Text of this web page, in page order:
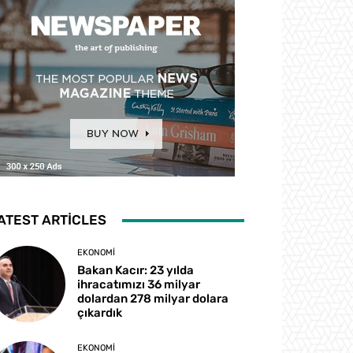
ARTICLES
EKONOMI
Bakan Kacır: 23 yılda
ihracatımızı 36 milyar
dolardan 278 milyar dolara
çıkardık
EKONOMI